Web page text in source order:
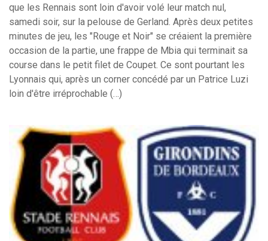
que les Rennais sont loin d'avoir volé leur match nul,
samedi soir, sur la pelouse de Gerland. Après deux petites
minutes de jeu, les "Rouge et Noir" se créaient la première
occasion de la partie, une frappe de Mbia qui terminait sa
course dans le petit filet de Coupet. Ce sont pourtant les
Lyonnais qui, après un corner concédé par un Patrice Luzi
loin d'être irréprochable (…)